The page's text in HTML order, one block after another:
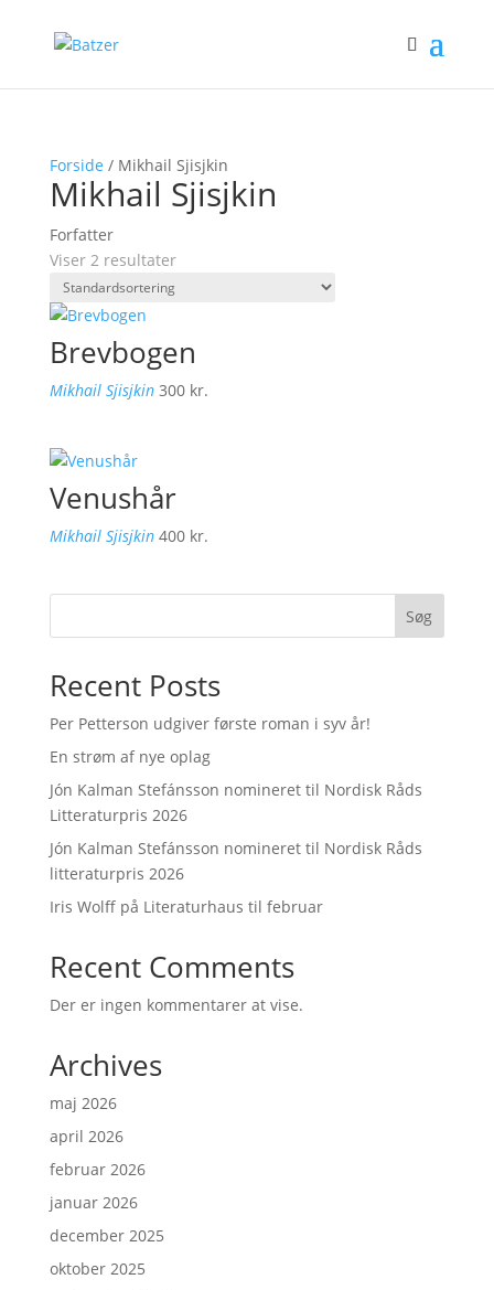
Forside / Mikhail Sjisjkin
Mikhail Sjisjkin
Forfatter
Viser 2 resultater
Brevbogen
Mikhail Sjisjkin 300 kr.
Venushår
Mikhail Sjisjkin 400 kr.
Søg
Recent Posts
Per Petterson udgiver første roman i syv år!
En strøm af nye oplag
Jón Kalman Stefánsson nomineret til Nordisk Råds
Litteraturpris 2026
Jón Kalman Stefánsson nomineret til Nordisk Råds
litteraturpris 2026
Iris Wolff på Literaturhaus til februar
Recent Comments
Der er ingen kommentarer at vise.
Archives
maj 2026
april 2026
februar 2026
januar 2026
december 2025
oktober 2025